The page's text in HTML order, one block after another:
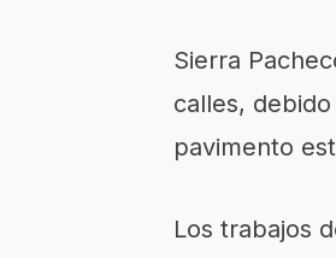
Sierra
calles,
pavimento
Los trabajos